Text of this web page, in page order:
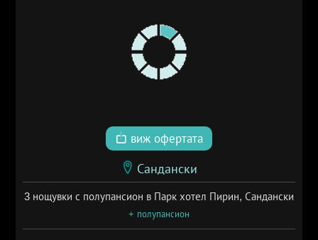
виж офертата
Сандански
3 нощувки с полупансион в Парк хотел Пирин, Сандански
+ полупансион